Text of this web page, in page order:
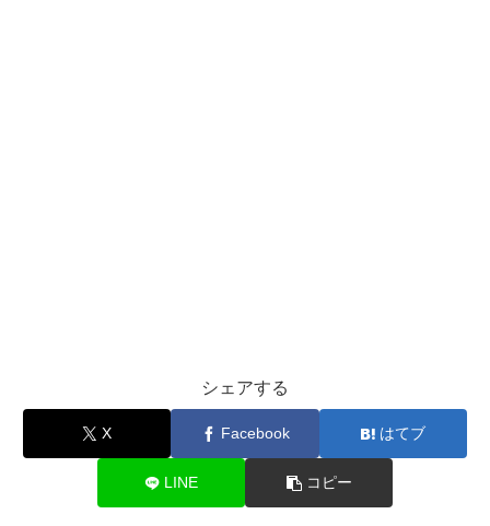
シェアする
X Facebook はてブ
LINE コピー